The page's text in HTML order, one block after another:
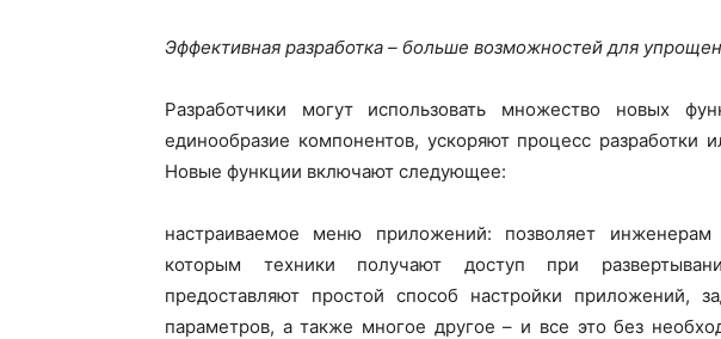
Эффективная разработка – больше возможностей для
Разработчики могут использовать множество новых
единообразие компонентов, ускоряют процесс разработки
Новые функции включают следующее:
настраиваемое меню приложений: позволяет
которым техники получают доступ при
предоставляют простой способ настройки приложений,
параметров, а также многое другое – и все это без